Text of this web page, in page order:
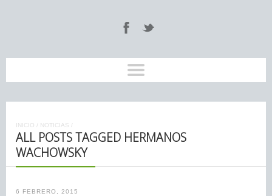
INICIO / NOTICIAS /
ALL POSTS TAGGED HERMANOS
WACHOWSKY
6 FEBRERO, 2015